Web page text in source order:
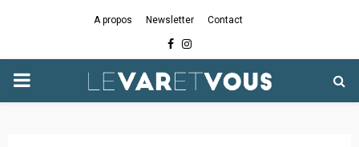
A propos Newsletter Contact
Facebook
Instagram
PRIMARY